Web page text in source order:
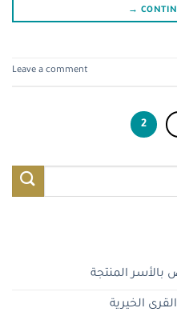
→
Leave a comment
2
المنتجة
الخيرية